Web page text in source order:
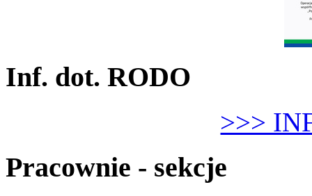
Inf. dot. RODO
>>>
Pracownie - sekcje